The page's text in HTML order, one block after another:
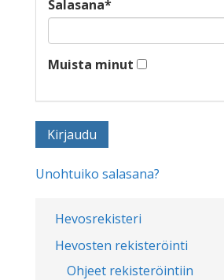
Hevosrekisteri
Hevosten rekisteröinti
Ohjeet rekisteröintiin
Salasana*
Muista minut
Unohtuiko salasana?